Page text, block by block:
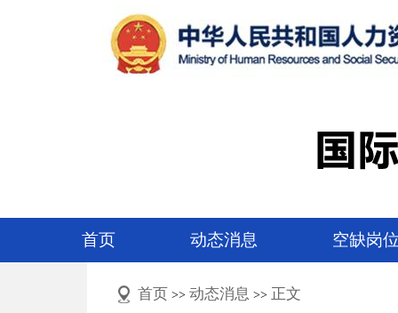
首页 动态消息 空缺岗
首页 >> 动态消息 >> 正文